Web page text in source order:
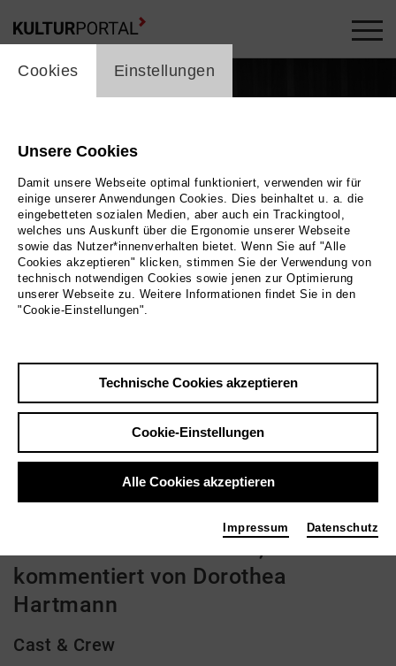
Play
Zurück|Übersicht
Film Info
Deutschland 2021 | 39 min.
Regie: Christof Loy
Video VoD / live
kommentiert von Dorothea
Hartmann
Cast & Crew
cookie_layer
Cookies Einstellungen
Unsere Cookies
Damit unsere Webseite optimal funktioniert, verwenden wir für
einige unserer Anwendungen Cookies. Dies beinhaltet u. a. die
eingebetteten sozialen Medien, aber auch ein Trackingtool,
welches uns Auskunft über die Ergonomie unserer Webseite
sowie das Nutzer*innenverhalten bietet. Wenn Sie auf "Alle
Cookies akzeptieren" klicken, stimmen Sie der Verwendung von
technisch notwendigen Cookies sowie jenen zur Optimierung
unserer Webseite zu. Weitere Informationen findet Sie in den
"Cookie-Einstellungen".
Technische Cookies akzeptieren
Cookie-Einstellungen
Alle Cookies akzeptieren
Impressum Datenschutz